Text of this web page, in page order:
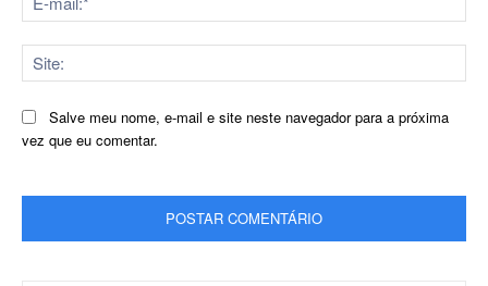
Salve meu nome, e-mail e site neste navegador para a próxima
vez que eu comentar.